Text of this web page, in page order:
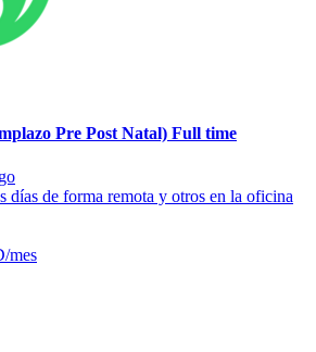
Pre Post Natal) Full time
días de forma remota y otros en la oficina
mes